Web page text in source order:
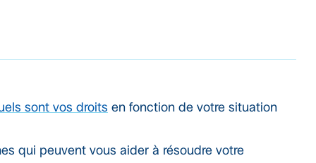
sont vos droits en fonction de votre situation
qui peuvent vous aider à résoudre votre